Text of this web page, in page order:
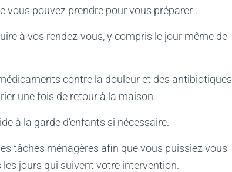
vous pouvez prendre pour vous préparer :
à vos rendez-vous, y compris le jour même de
contre la douleur et des antibiotiques
une fois de retour à la maison.
la garde d’enfants si nécessaire.
tâches ménagères afin que vous puissiez vous
jours qui suivent votre intervention.